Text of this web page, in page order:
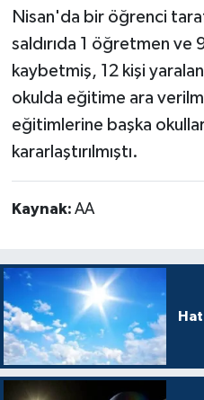
Nisan'da bir öğrenci
saldırıda 1 öğretmen ve
kaybetmiş, 12 kişi
okulda eğitime ara
eğitimlerine başka
kararlaştırılmıştı.
Kaynak: AA